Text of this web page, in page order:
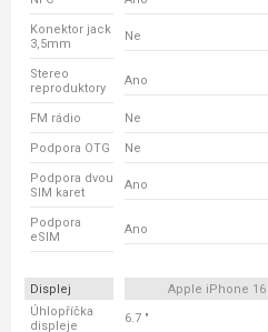
Konektor jack
3,5mm
Ne
Stereo
reproduktory
Ano
FM rádio Ne
Podpora OTG Ne
Podpora dvou
SIM karet
Ano
Podpora
eSIM
Ano
Displej Apple iPhone
Úhlopříčka
displeje
6.7 "